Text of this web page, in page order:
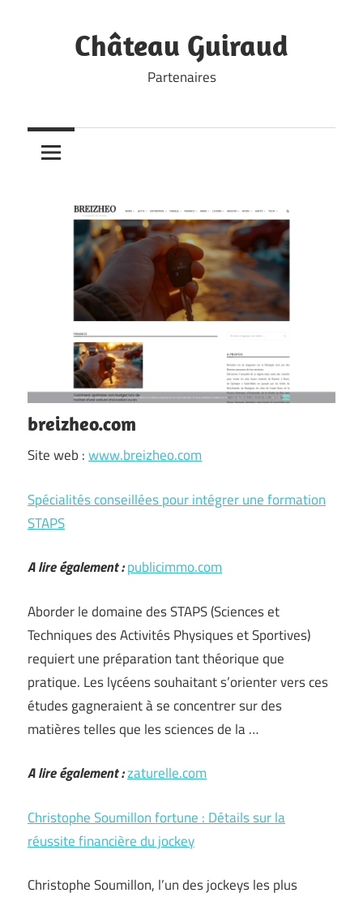
Château Guiraud
Partenaires
breizheo.com
Site web :www.breizheo.com
Spécialités conseillées pour intégrer une formation
STAPS
A lire également :publicimmo.com
Aborder le domaine des STAPS (Sciences et
Techniques des Activités Physiques et Sportives)
requiert une préparation tant théorique que
pratique. Les lycéens souhaitant s’orienter vers ces
études gagneraient à se concentrer sur des
matières telles que les sciences de la …
A lire également :zaturelle.com
Christophe Soumillon fortune : Détails sur la
réussite financière du jockey
Christophe Soumillon, l’un des jockeys les plus